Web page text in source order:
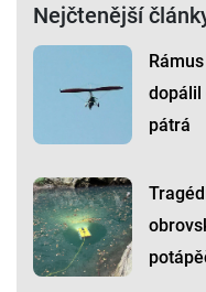
Nejčtenější
dopálil
pátrá